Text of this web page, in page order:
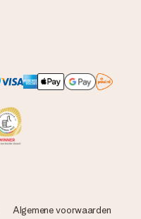
Algemene voorwaarden